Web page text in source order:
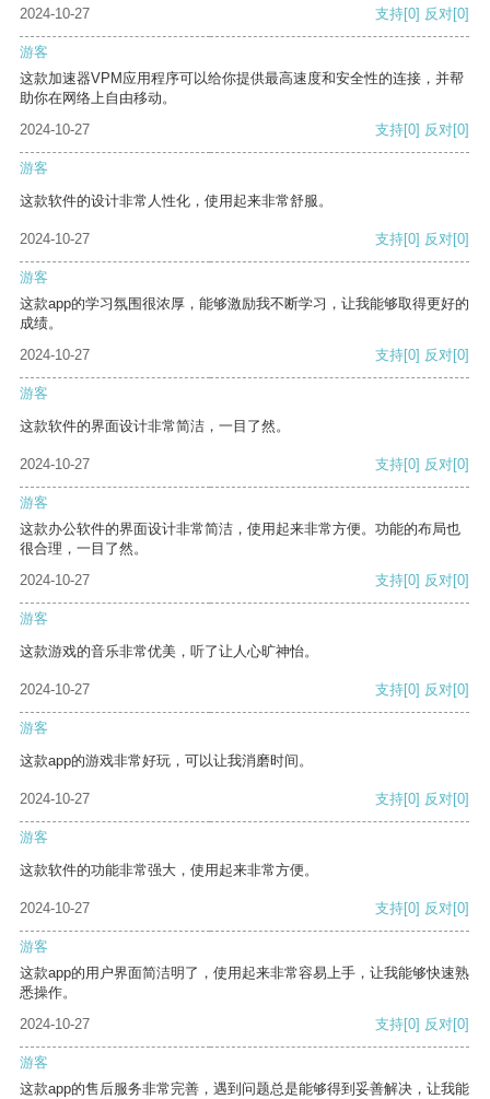
2024-10-27 支持[0] 反对[0]
游客
这款加速器VPM应用程序可以给你提供最高速度和安全性的连接，并帮
助你在网络上自由移动。
2024-10-27
支持[0] 反对[0]
游客
这款软件的设计非常人性化，使用起来非常舒服。
2024-10-27 支持[0] 反对[0]
游客
这款app的学习氛围很浓厚，能够激励我不断学习，让我能够取得更好的
成绩。
2024-10-27
支持[0] 反对[0]
游客
这款软件的界面设计非常简洁，一目了然。
2024-10-27 支持[0] 反对[0]
游客
这款办公软件的界面设计非常简洁，使用起来非常方便。功能的布局也
很合理，一目了然。
2024-10-27
支持[0] 反对[0]
游客
这款游戏的音乐非常优美，听了让人心旷神怡。
2024-10-27 支持[0] 反对[0]
游客
这款app的游戏非常好玩，可以让我消磨时间。
2024-10-27 支持[0] 反对[0]
游客
这款软件的功能非常强大，使用起来非常方便。
2024-10-27 支持[0] 反对[0]
游客
这款app的用户界面简洁明了，使用起来非常容易上手，让我能够快速熟
悉操作。
2024-10-27
支持[0] 反对[0]
游客
这款app的售后服务非常完善，遇到问题总是能够得到妥善解决，让我能